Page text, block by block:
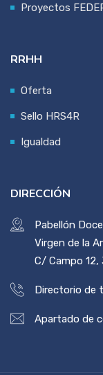
Proyectos
RRHH
Oferta
Sello HRS4R
Igualdad
DIRECCIÓN
Pabellón
Virgen de la
C/ Campo 12,
Directorio de
Apartado de